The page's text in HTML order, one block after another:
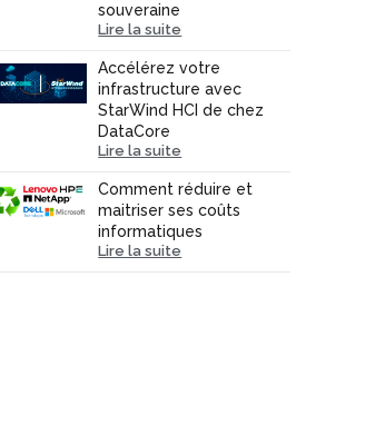
souveraine
Lire la suite
Accélérez votre
infrastructure avec
StarWind HCI de chez
DataCore
Lire la suite
Comment réduire et
maitriser ses coûts
informatiques
Lire la suite